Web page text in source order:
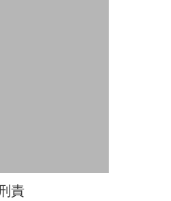
責